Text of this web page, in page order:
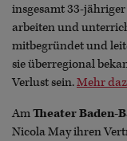
insgesamt 33-
arbeiten und
mitbegründet und
sie überregional
Verlust sein.Mehr
AmTheater Baden-
Nicola May ihren